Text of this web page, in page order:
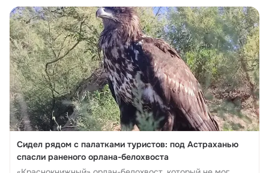
Сидел рядом с палатками туристов: под Астраханью
спасли раненого орлана-белохвоста